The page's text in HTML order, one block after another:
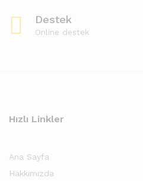
Destek
Online destek
Hızlı Linkler
Ana Sayfa
Hakkımızda